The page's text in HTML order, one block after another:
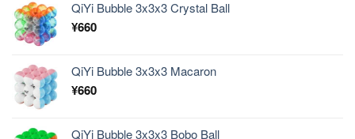
QiYi Bubble 3x3x3 Crystal Ball
¥660
QiYi Bubble 3x3x3 Macaron
¥660
QiYi Bubble 3x3x3 Bobo Ball